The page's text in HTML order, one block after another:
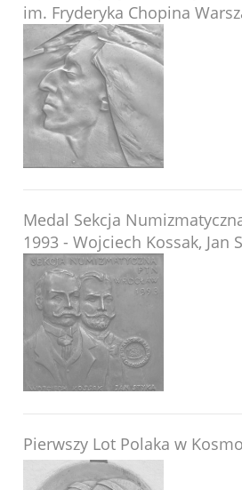
im. Fryderyka Chopina
Medal Sekcja
1993 - Wojciech Kossak, Jan
Pierwszy Lot Polaka w